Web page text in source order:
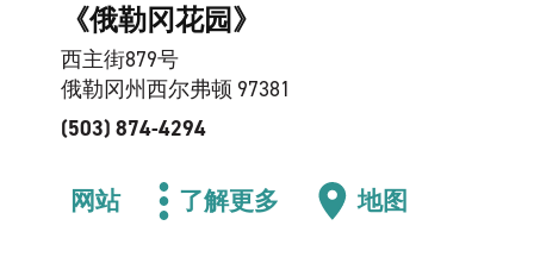
《俄勒冈花园》
西主街879号
俄勒冈州西尔弗顿 97381
(503) 874-4294
网站 了解更多 地图